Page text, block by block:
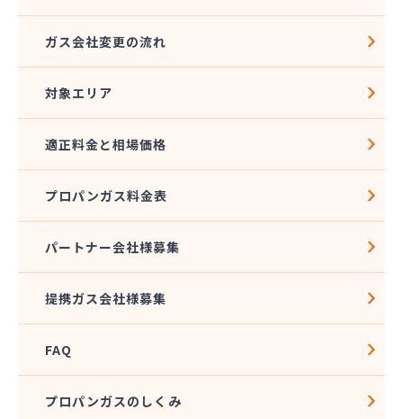
株式会社菊泉
株式会社県民ガス保安センター
株式会社高圧容器検査所
株式会社篠田商店
株式会社小野里商店 佐野営業所
株式会社瀬尾本店
株式会社西城
株式会社石沢商店 プロパンガス充填所オートスタ
株式会社石澤商店 宇都宮営業所
株式会社島田
株式会社東親エルピーガス配送センター
株式会社藤田液化燃料
ガス会社変更の流れ
対象エリア
適正料金と相場価格
プロパンガス料金表
パートナー会社様募集
提携ガス会社様募集
FAQ
プロパンガスのしくみ